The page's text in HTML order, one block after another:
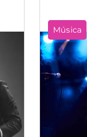
Música